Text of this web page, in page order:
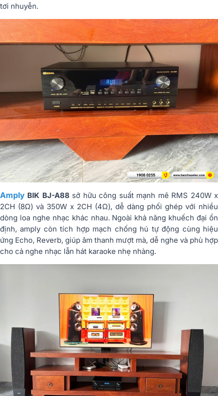
tơi nhuyễn.
Amply BIK BJ-A88 sở hữu công suất mạnh mẽ RMS 240W x
2CH (8Ω) và 350W x 2CH (4Ω), dễ dàng phối ghép với nhiều
dòng loa nghe nhạc khác nhau. Ngoài khả năng khuếch đại ổn
định, amply còn tích hợp mạch chống hú tự động cùng hiệu
ứng Echo, Reverb, giúp âm thanh mượt mà, dễ nghe và phù hợp
cho cả nghe nhạc lẫn hát karaoke nhẹ nhàng.